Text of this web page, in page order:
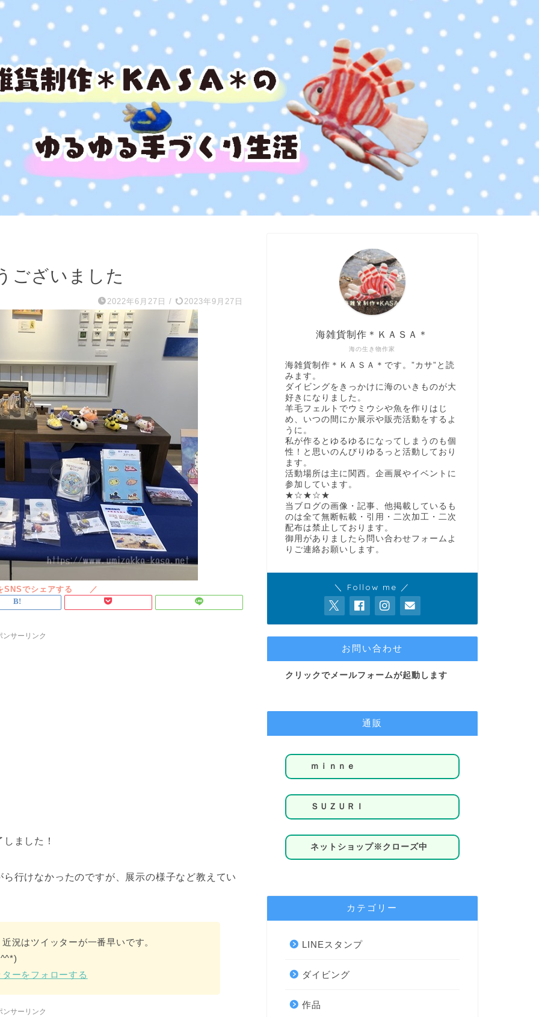
ございました
2022年6月27日 / 2023年9月27日
ンサーリンク
ました！
行けなかったのですが、展示の様子など教えてい
況はツイッターが一番早いです。
ーをフォローする
ンサーリンク
海の生き物作家
海雑貨制作＊ＫＡＳＡ＊
海雑貨制作＊ＫＡＳＡ＊です。”カサ”と読
みます。
ダイビングをきっかけに海のいきものが大
好きになりました。
羊毛フェルトでウミウシや魚を作りはじ
め、いつの間にか展示や販売活動をするよ
うに。
私が作るとゆるゆるになってしまうのも個
性！と思いのんびりゆるっと活動しており
ます。
活動場所は主に関西。企画展やイベントに
参加しています。
★☆★☆★
当ブログの画像・記事、他掲載しているも
のは全て無断転載・引用・二次加工・二次
配布は禁止しております。
御用がありましたら問い合わせフォームよ
りご連絡お願いします。
＼ Follow me ／
お問い合わせ
クリックでメールフォームが起動します
通販
ｍｉｎｎｅ
ＳＵＺＵＲＩ
ネットショップ※クローズ中
カテゴリー
LINEスタンプ
ダイビング
作品